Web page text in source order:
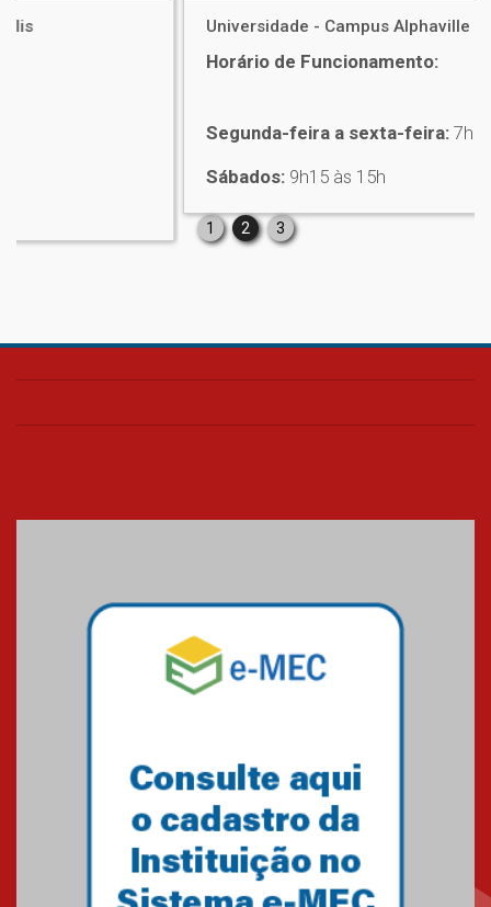
Universidade - Campus Alphaville
Horário de Funcionamento:
Segunda-feira a sexta-feira:7h30 às 22h20
9h15 às 15h
1 2 3